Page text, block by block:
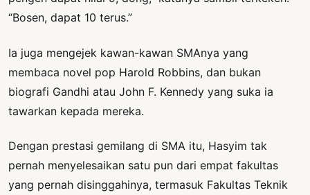
“Bosen, dapat 10 terus.”
Ia juga mengejek kawan-kawan SMAnya yang
membaca novel pop Harold Robbins, dan bukan
biografi Gandhi atau John F. Kennedy yang suka ia
tawarkan kepada mereka.
Dengan prestasi gemilang di SMA itu, Hasyim tak
pernah menyelesaikan satu pun dari empat fakultas
yang pernah disinggahinya, termasuk Fakultas Teknik